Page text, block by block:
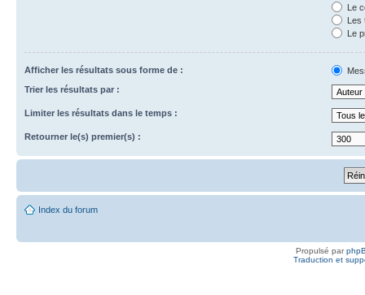
Le
Les
Le
Afficher les résultats sous forme de :
Trier les résultats par :
Limiter les résultats dans le temps :
Retourner le(s) premier(s) :
Index du forum
Propulsé par
Traduction et